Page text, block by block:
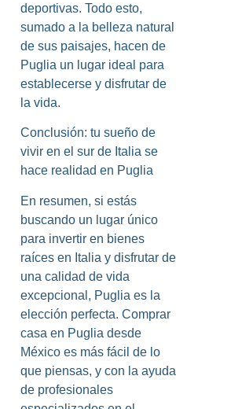
deportivas. Todo esto,
sumado a la belleza natural
de sus paisajes, hacen de
Puglia un lugar ideal para
establecerse y disfrutar de
la vida.
Conclusión: tu sueño de
vivir en el sur de Italia se
hace realidad en Puglia
En resumen, si estás
buscando un lugar único
para invertir en bienes
raíces en Italia y disfrutar de
una calidad de vida
excepcional, Puglia es la
elección perfecta. Comprar
casa en Puglia desde
México es más fácil de lo
que piensas, y con la ayuda
de profesionales